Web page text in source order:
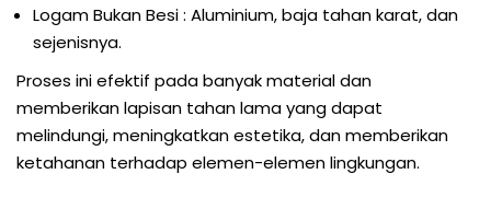
Logam Bukan Besi : Aluminium, baja tahan karat, dan
sejenisnya.
Proses ini efektif pada banyak material dan
memberikan lapisan tahan lama yang dapat
melindungi, meningkatkan estetika, dan memberikan
ketahanan terhadap elemen-elemen lingkungan.